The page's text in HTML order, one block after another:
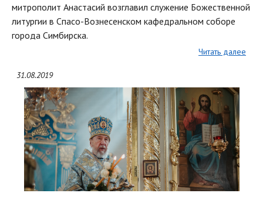
митрополит Анастасий возглавил служение Божественной
литургии в Спасо-Вознесенском кафедральном соборе
города Симбирска.
Читать далее
31.08.2019